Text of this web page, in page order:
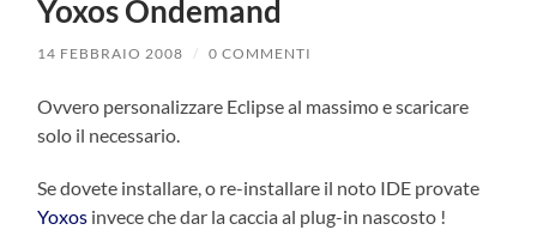
dispositivi
Yoxos Ondemand
14 FEBBRAIO 2008 / 0 COMMENTI
Ovvero personalizzare Eclipse al massimo e scaricare
solo il necessario.
Se dovete installare, o re-installare il noto IDE provate
Yoxos invece che dar la caccia al plug-in nascosto !